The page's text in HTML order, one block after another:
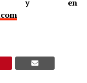
en